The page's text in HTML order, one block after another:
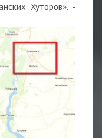
Хуторов», -